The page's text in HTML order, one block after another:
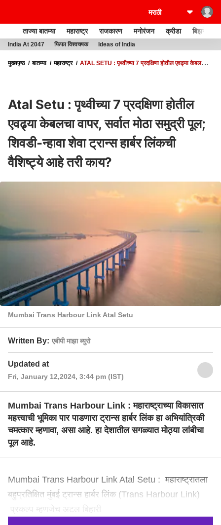
ताज्या बातम्या महाराष्ट्र राजकारण मनोरंजन क्रीडा बिझनेस
India At 2047 फिफा विश्वचषक Ideas of India
मुख्यपृष्ठ बातम्या महाराष्ट्र
ATAL SETU : पृथ्वीच्या 7 प्रदक्षिणा होतील एवढ्या केबलचा
Atal Setu : पृथ्वीच्या 7 प्रदक्षिणा होतील
एवढ्या केबलचा वापर, सर्वात मोठा समुद्री पूल;
शिवडी-न्हावा शेवा ट्रान्स हार्बर लिंकची
वैशिष्ट्ये आहे तरी काय?
Mumbai Trans Harbour Link Atal Setu
Written By: एबीपी माझा ब्युरो
Updated at
Fri, January 12,2024, 3:44 pm (IST)
Mumbai Trans Harbour Link : महाराष्ट्राच्या विकासात
महत्त्वाची भूमिका पार पाडणारा ट्रान्स हार्बर लिंक हा अभियांत्रिकी
चमत्कार म्हणावा, असा आहे. हा देशातील सगळ्यात मोठ्या लांबीचा
पूल आहे.
Mumbai Trans Harbour Link Atal Setu : महाराष्ट्रातला
बहुप्रतिक्षित मुंबई ट्रान्स हार्बर लिंक (Trans Harbour Link)